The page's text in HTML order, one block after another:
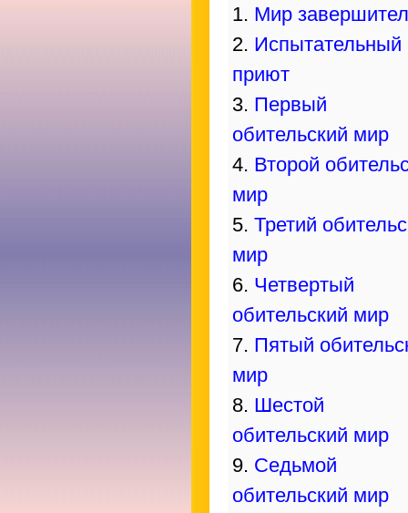
1. Мир
2. Испытательный
приют
3. Первый
обительский мир
4. Второй
мир
5. Третий
мир
6. Четвертый
обительский мир
7. Пятый
мир
8. Шестой
обительский мир
9. Седьмой
обительский мир